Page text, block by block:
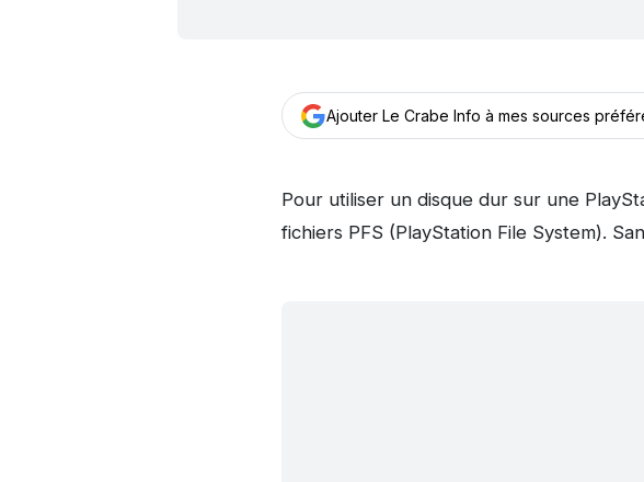
Ajouter Le Crabe Info à mes sources
Pour utiliser un disque dur sur une
fichiers PFS (PlayStation File System).